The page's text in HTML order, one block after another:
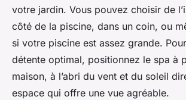
votre jardin. Vous pouvez choisir de
côté de la piscine, dans un coin, ou
si votre piscine est assez grande.
détente optimal, positionnez le spa à
maison, à l’abri du vent et du soleil
espace qui offre une vue agréable.